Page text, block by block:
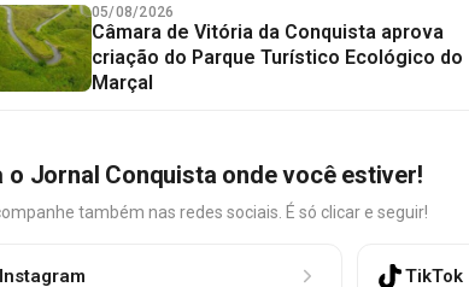
05/08/2026
Câmara de Vitória da Conquista aprova
criação do Parque Turístico Ecológico do
Marçal
o Jornal Conquista onde você estiver!
também nas redes sociais. É só clicar e seguir!
Instagram TikTok